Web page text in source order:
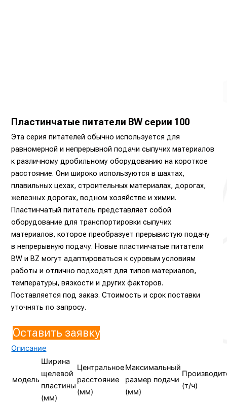
Пластинчатые питатели BW серии 100
Эта серия питателей обычно используется для
равномерной и непрерывной подачи сыпучих материалов
к различному дробильному оборудованию на короткое
расстояние. Они широко используются в шахтах,
плавильных цехах, строительных материалах, дорогах,
железных дорогах, водном хозяйстве и химии.
Пластинчатый питатель представляет собой
оборудование для транспортировки сыпучих
материалов, которое преобразует прерывистую подачу
в непрерывную подачу. Новые пластинчатые питатели
BW и BZ могут адаптироваться к суровым условиям
работы и отлично подходят для типов материалов,
температуры, вязкости и других факторов.
Поставляется под заказ. Стоимость и срок поставки
уточнять по запросу.
Оставить заявку
Описание
модель
Ширина
щелевой
пластины
(мм)
Центральное
расстояние
(мм)
Максимальный
размер подачи
(мм)
(т/ч)